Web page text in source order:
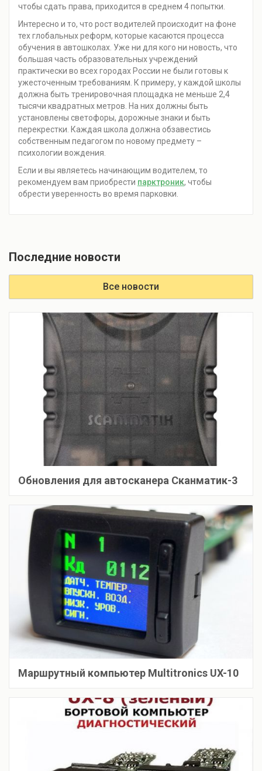
чтобы сдать права, приходится в среднем 4 попытки.
Интересно и то, что рост водителей происходит на фоне
тех глобальных реформ, которые касаются процесса
обучения в автошколах. Уже ни для кого ни новость, что
большая часть образовательных учреждений
практически во всех городах России не были готовы к
ужесточенным требованиям. К примеру, у каждой школы
должна быть тренировочная площадка не меньше 2,4
тысячи квадратных метров. На них должны быть
установлены светофоры, дорожные знаки и быть
перекрестки. Каждая школа должна обзавестись
собственным педагогом по новому предмету –
психологии вождения.
Если и вы являетесь начинающим водителем, то
рекомендуем вам приобрести парктроник, чтобы
обрести уверенность во время парковки.
Последние новости
Все новости
Обновления для автосканера Сканматик-3
Маршрутный компьютер Multitronics UX-10